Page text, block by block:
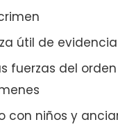
útil de evidencia
fuerzas del
con niños y